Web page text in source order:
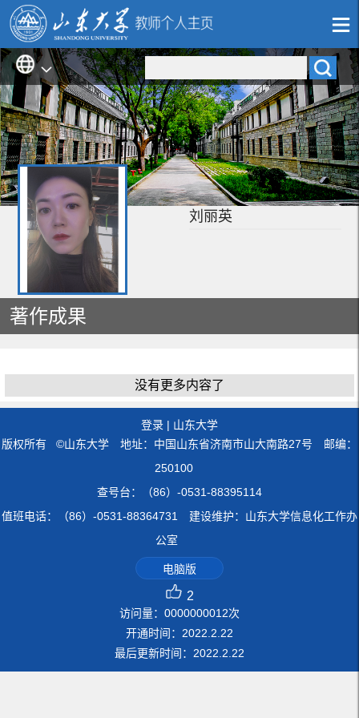
刘丽英
著作成果
没有更多内容了
登录 | 山东大学
版权所有 ©山东大学 地址：中国山东省济南市山大南路27号 邮编：
250100
查号台：（86）-0531-88395114
值班电话：（86）-0531-88364731 建设维护：山东大学信息化工作办
公室
电脑版
2
访问量： 0000000012次
开通时间： 2022 2 22
最后更新时间： 2022 2 22